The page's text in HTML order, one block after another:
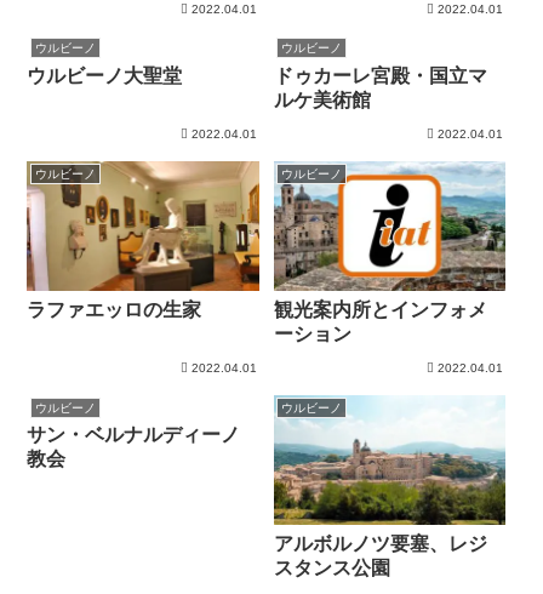
2022.04.01 2022.04.01
ウルビーノ
ウルビーノ大聖堂
2022.04.01
ウルビーノ
ドゥカーレ宮殿・国立マ
ルケ美術館
2022.04.01
ウルビーノ
ラファエッロの生家
2022.04.01
ウルビーノ
観光案内所とインフォメ
ーション
2022.04.01
ウルビーノ
サン・ベルナルディーノ
教会
ウルビーノ
アルボルノツ要塞、レジ
スタンス公園